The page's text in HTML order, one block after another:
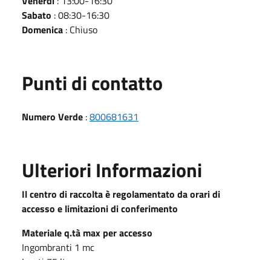
Sabato : 08:30-16:30
Domenica : Chiuso
Punti di contatto
Numero Verde :800681631
Ulteriori Informazioni
Il centro di raccolta è regolamentato da orari di
accesso e limitazioni di conferimento
Materiale q.tà max per accesso
Ingombranti 1 mc